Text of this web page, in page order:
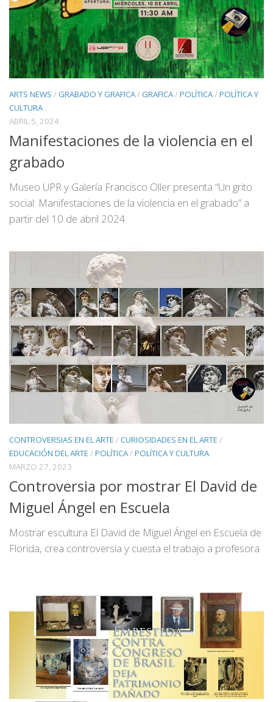
ARTS NEWS / GRABADO Y GRAFICA / GRAFICA /POLÍTICA /POLÍTICA Y
CULTURA
ABRIL 5, 2024
Manifestaciones de la violencia en el
grabado
Museo UPR y Galería Francisco Oller presenta “Un grito
social: Manifestaciones de la violencia en el grabado” a
partir del 10 de abril 2024
CONTROVERSIAS EN EL ARTE /CURIOSIDADES EN EL ARTE /
EDUCACIÓN DEL ARTE /POLÍTICA/POLÍTICA Y CULTURA
MARZO 27, 2023
Controversia por mostrar El David de
Miguel Ángel en Escuela
Mostrar escultura El David de Miguel Ángel en Escuela de
Florida, crea controversia y cuesta el trabajo a profesora